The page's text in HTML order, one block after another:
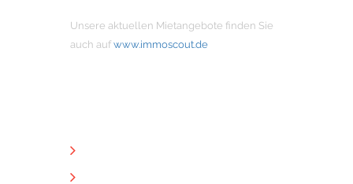
Unsere aktuellen Mietangebote finden Sie
auch auf www.immoscout.de